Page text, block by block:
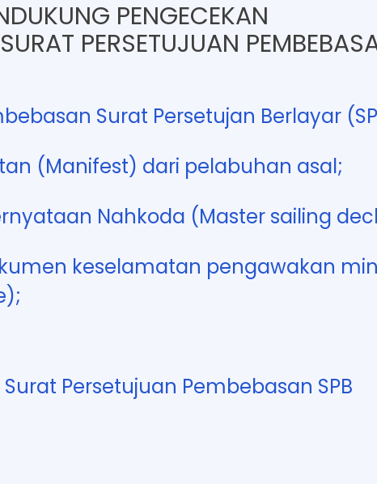
PENGECEKAN
PERSETUJUAN
Surat Persetujan Berlayar
(Manifest) dari pelabuhan asal;
Nahkoda (Master sailing
keselamatan pengawakan
Persetujuan Pembebasan SPB